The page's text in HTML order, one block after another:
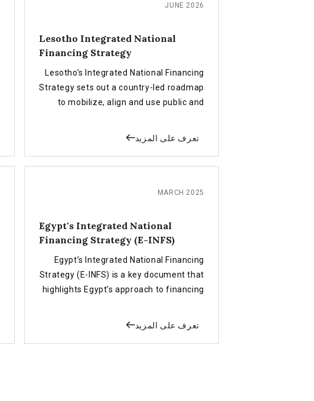
JUNE 2026
Lesotho Integrated National
Financing Strategy
Lesotho’s Integrated National Financing
Strategy sets out a country-led roadmap
to mobilize, align and use public and
development priorities and the SDGs.
تعرف على المزيد
MARCH 2025
Egypt's Integrated National
Financing Strategy (E-INFS)
Egypt’s Integrated National Financing
Strategy (E-INFS) is a key document that
highlights Egypt’s approach to financing
تعرف على المزيد